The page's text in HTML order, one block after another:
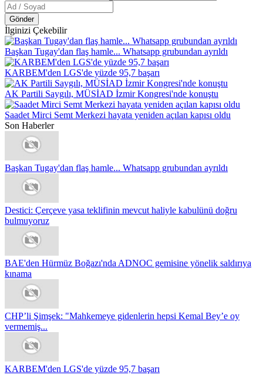
Gönder
İlginizi Çekebilir
Başkan Tugay'dan flaş hamle... Whatsapp grubundan ayrıldı
KARBEM'den LGS'de yüzde 95,7 başarı
AK Partili Saygılı, MÜSİAD İzmir Kongresi'nde konuştu
Saadet Mirci Semt Merkezi hayata yeniden açılan kapısı oldu
Son Haberler
Başkan Tugay'dan flaş hamle... Whatsapp grubundan ayrıldı
Destici: Çerçeve yasa teklifinin mevcut haliyle kabulünü doğru
bulmuyoruz
BAE'den Hürmüz Boğazı'nda ADNOC gemisine yönelik saldırıya
kınama
CHP’li Şimşek: "Mahkemeye gidenlerin hepsi Kemal Bey’e oy
vermemiş...
KARBEM'den LGS'de yüzde 95,7 başarı